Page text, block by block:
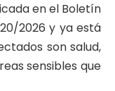
en el Boletín
2026 y ya está
son salud,
sensibles que